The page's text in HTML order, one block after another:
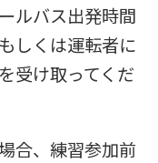
ルバス出発時間
しくは運転者に
受け取ってくだ
合、練習参加前